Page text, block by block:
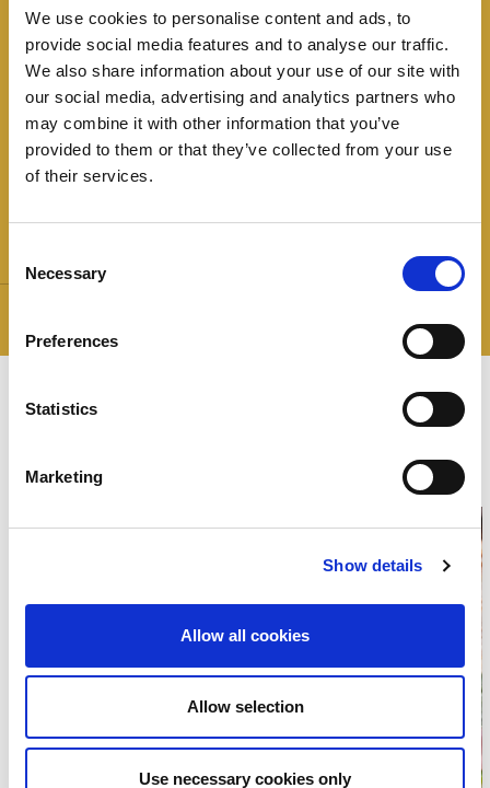
We use cookies to personalise content and ads, to
provide social media features and to analyse our traffic.
We also share information about your use of our site with
our social media, advertising and analytics partners who
may combine it with other information that you’ve
provided to them or that they’ve collected from your use
of their services.
Selection
Necessary
Preferences
Statistics
Marketing
Show details
Allow all cookies
Allow selection
Use necessary cookies only
Disponible En:
Italiennes Centrales), il est produit à partir de
viande de boeuf sous la culotte. La viande est
salée, finement assaisonnée, mise dans un boyau
et laissée sécher.
Les étoiles: